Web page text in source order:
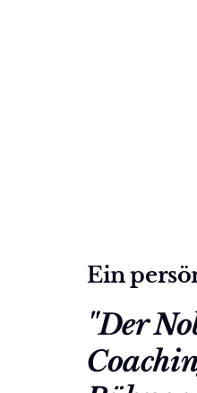
Ein
"Der